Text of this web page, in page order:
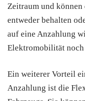
Zeitraum und können
entweder behalten
auf eine Anzahlung
Elektromobilität
Ein weiterer Vorteil
Anzahlung ist die